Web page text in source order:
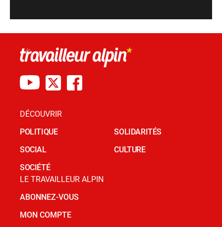
DÉCOUVRIR
POLITIQUE
SOCIAL
SOCIÉTÉ
SOLIDARITÉS
CULTURE
LE TRAVAILLEUR ALPIN
ABONNEZ-VOUS
MON COMPTE